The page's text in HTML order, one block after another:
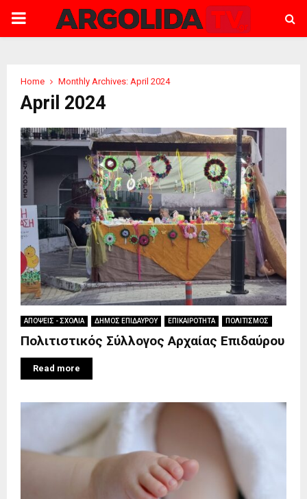
PRIMARY
Home Monthly Archives: April 2024
April 2024
ΑΠΟΨΕΙΣ - ΣΧΟΛΙΑ ΔΗΜΟΣ ΕΠΙΔΑΥΡΟΥ ΕΠΙΚΑΙΡΟΤΗΤΑ ΠΟΛΙΤΙΣΜΟΣ
Πολιτιστικός Σύλλογος Αρχαίας Επιδαύρου
Read more